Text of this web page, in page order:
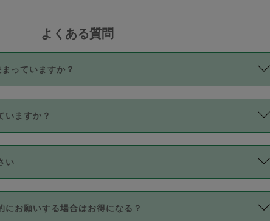
よくある質問
っていますか？
す。3時間を超えて依頼したい場合は、延長機能をご利用くださ
には、タスカジさんに事前に相談し、合意の上事前申請すること
下回っても、値引き等はございません。
いますか？
スカジさん自身が価格を選んで設定しています。
は最初は制限があり、レビュー件数、レビューの平均値、などで
上がっていく仕組みになっています。
い
ード（Visa／Master／JCB／AMERICAN EXPRESS／Diners
お願いする場合はお得になる？